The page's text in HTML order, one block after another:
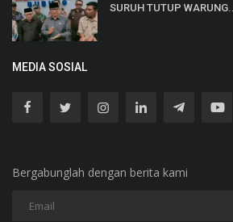
SURUH TUTUP WARUNG...
MEDIA SOSIAL
Bergabunglah dengan berita kami